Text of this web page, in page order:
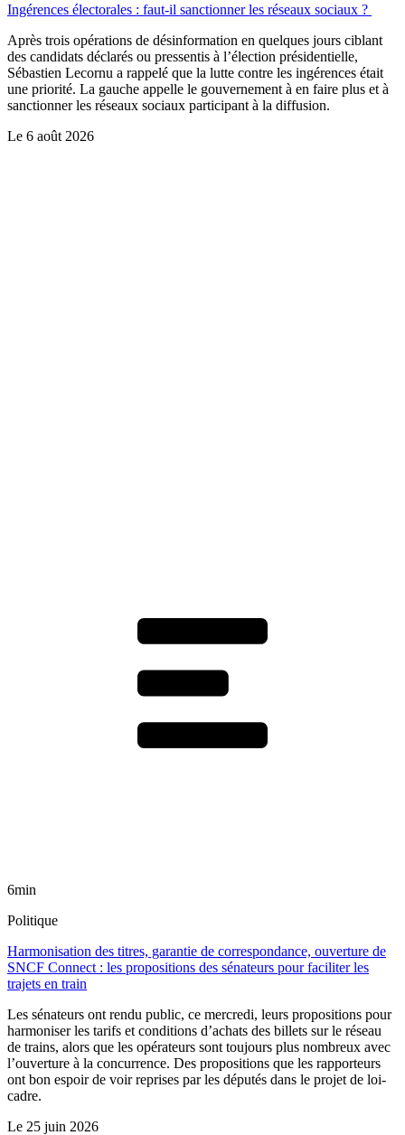
Ingérences électorales : faut-il sanctionner les réseaux sociaux ?
Après trois opérations de désinformation en quelques jours ciblant
des candidats déclarés ou pressentis à l’élection présidentielle,
Sébastien Lecornu a rappelé que la lutte contre les ingérences était
une priorité. La gauche appelle le gouvernement à en faire plus et à
sanctionner les réseaux sociaux participant à la diffusion.
Le 6 août 2026
6min
Politique
Harmonisation des titres, garantie de correspondance, ouverture de
SNCF Connect : les propositions des sénateurs pour faciliter les
trajets en train
Les sénateurs ont rendu public, ce mercredi, leurs propositions pour
harmoniser les tarifs et conditions d’achats des billets sur le réseau
de trains, alors que les opérateurs sont toujours plus nombreux avec
l’ouverture à la concurrence. Des propositions que les rapporteurs
ont bon espoir de voir reprises par les députés dans le projet de loi-
cadre.
Le 25 juin 2026